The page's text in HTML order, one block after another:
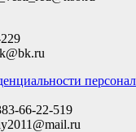
66-22-519